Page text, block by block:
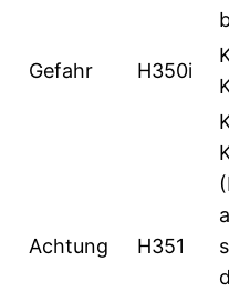
Gefahr H350i
Achtung H351